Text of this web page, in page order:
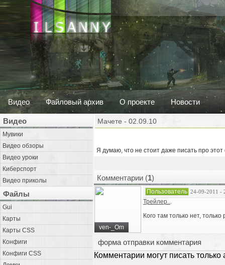
Видео Файловый архив О проекте Новости
Видео
Мувики
Видео обзоры
Видео уроки
Киберспорт
Видео приколы
Файлы
Gui
Карты
Карты CSS
Конфиги
Конфиги CSS
Мачете - 02.09.10
Я думаю, что не стоит даже писать про
Комментарии (1)
ven-_Om
Пользователь 24-09-2011 -
Трейлер...
Кого там только нет,
форма отправки комментария
Комментарии могут писать